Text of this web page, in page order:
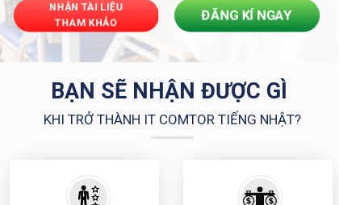
ĐĂNG KÍ NGAY
NHẬN TÀI LIỆU
THAM KHẢO
BẠN SẼ NHẬN ĐƯỢC GÌ
KHI TRỞ THÀNH IT COMTOR TIẾNG NHẬT?